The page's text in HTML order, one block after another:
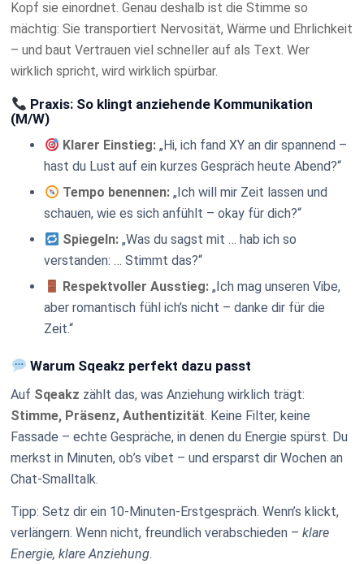
Kopf sie einordnet. Genau deshalb ist die Stimme so
mächtig: Sie transportiert Nervosität, Wärme und Ehrlichkeit
– und baut Vertrauen viel schneller auf als Text. Wer
wirklich spricht, wird wirklich spürbar.
Praxis: So klingt anziehende Kommunikation
(M/W)
Klarer Einstieg:„Hi, ich fand XY an dir spannend –
hast du Lust auf ein kurzes Gespräch heute Abend?“
Tempo benennen:„Ich will mir Zeit lassen und
schauen, wie es sich anfühlt – okay für dich?“
Spiegeln:„Was du sagst mit … hab ich so
verstanden: … Stimmt das?“
Respektvoller Ausstieg:„Ich mag unseren Vibe,
aber romantisch fühl ich’s nicht – danke dir für die
Zeit.“
Warum Sqeakz perfekt dazu passt
Auf Sqeakz zählt das, was Anziehung wirklich trägt:
Stimme, Präsenz, Authentizität. Keine Filter, keine
Fassade – echte Gespräche, in denen du Energie spürst. Du
merkst in Minuten, ob’s vibet – und ersparst dir Wochen an
Chat-Smalltalk.
Tipp: Setz dir ein 10-Minuten-Erstgespräch. Wenn’s klickt,
verlängern. Wenn nicht, freundlich verabschieden –klare
Energie, klare Anziehung.